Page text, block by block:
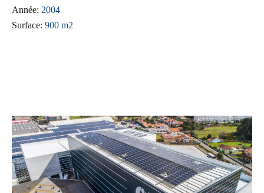
Année: 2004
Surface: 900 m2